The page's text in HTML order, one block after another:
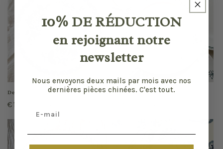
Delft
Prix
habituel
€12,00 EUR
Sapho
10% DE RÉDUCTION
en rejoignant notre
newsletter
Nous envoyons deux mails par mois avec nos
dernières pièces chinées. C'est tout.